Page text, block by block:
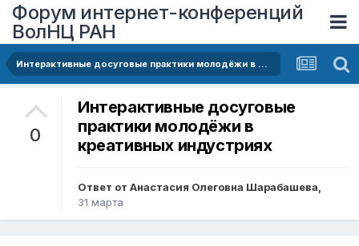
Форум интернет-конференций
ВолНЦ РАН
Интерактивные досуговые практики молодёжи в креативных индустриях
0
Интерактивные досуговые
практики молодёжи в
креативных индустриях
Ответ от Анастасия Олеговна Шарабашева,
31 марта